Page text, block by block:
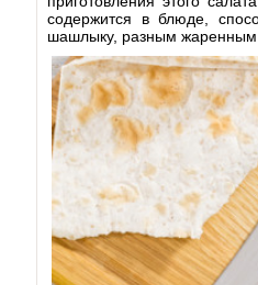
содержится в блюде,
шашлыку, разным жаренным